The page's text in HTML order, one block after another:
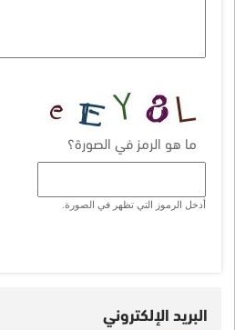
ما هو الرمز في الصورة؟
أدخل الرموز التي تظهر في الصورة.
البريد الإلكتروني